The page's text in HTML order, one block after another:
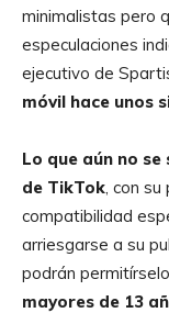
minimalistas pero
especulaciones
ejecutivo de
móvil hace unos
Lo que aún no
de TikTok, con su
compatibilidad
arriesgarse a su
podrán
mayores de 13